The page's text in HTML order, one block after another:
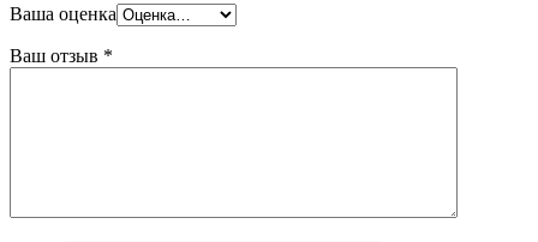
Ваша оценка
Ваш отзыв *